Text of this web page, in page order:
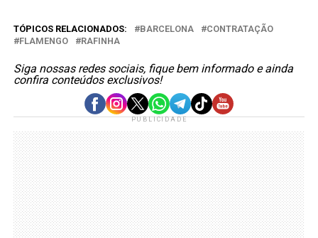
TÓPICOS RELACIONADOS: BARCELONA
CONTRATAÇÃO
FLAMENGO
RAFINHA
Siga nossas redes sociais, fique bem informado e ainda
confira conteúdos exclusivos!
PUBLICIDADE